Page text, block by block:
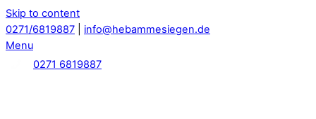
Skip to content
0271/6819887
info@hebammesiegen.de
Menu
0271 6819887